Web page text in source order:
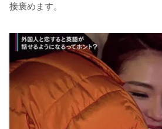
接褒めます。